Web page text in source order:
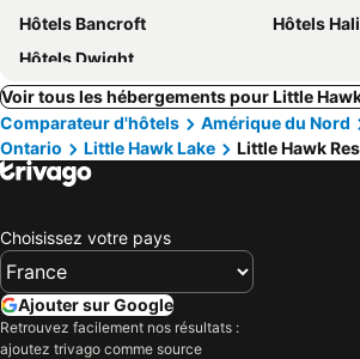
Hôtels Bancroft
Hôtels
Hôtels Dwight
Voir tous les hébergements pour Little
Comparateur d'hôtels
Amérique du Nord
Ontario
Little Hawk Lake Little Hawk
Choisissez votre pays
Ajouter sur Google
Retrouvez facilement nos résultats :
ajoutez trivago comme source